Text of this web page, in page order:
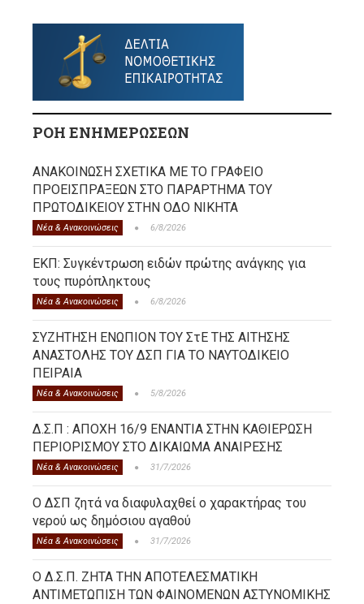
ΡΟΗ ΕΝΗΜΕΡΩΣΕΩΝ
ΑΝΑΚΟΙΝΩΣΗ ΣΧΕΤΙΚΑ ΜΕ ΤΟ ΓΡΑΦΕΙΟ
ΠΡΟΕΙΣΠΡΑΞΕΩΝ ΣΤΟ ΠΑΡΑΡΤΗΜΑ ΤΟΥ
ΠΡΩΤΟΔΙΚΕΙΟΥ ΣΤΗΝ ΟΔΟ ΝΙΚΗΤΑ
Νέα & Ανακοινώσεις 6/8/2026
ΕΚΠ: Συγκέντρωση ειδών πρώτης ανάγκης για
τους πυρόπληκτους
Νέα & Ανακοινώσεις 6/8/2026
ΣΥΖΗΤΗΣΗ ΕΝΩΠΙΟΝ ΤΟΥ ΣτΕ ΤΗΣ ΑΙΤΗΣΗΣ
ΑΝΑΣΤΟΛΗΣ ΤΟΥ ΔΣΠ ΓΙΑ ΤΟ ΝΑΥΤΟΔΙΚΕΙΟ
ΠΕΙΡΑΙΑ
Νέα & Ανακοινώσεις 5/8/2026
Δ.Σ.Π : ΑΠΟΧΗ 16/9 ΕΝΑΝΤΙΑ ΣΤΗΝ ΚΑΘΙΕΡΩΣΗ
ΠΕΡΙΟΡΙΣΜΟΥ ΣΤΟ ΔΙΚΑΙΩΜΑ ΑΝΑΙΡΕΣΗΣ
Νέα & Ανακοινώσεις 31/7/2026
Ο ΔΣΠ ζητά να διαφυλαχθεί ο χαρακτήρας του
νερού ως δημόσιου αγαθού
Νέα & Ανακοινώσεις 31/7/2026
Ο Δ.Σ.Π. ΖΗΤΑ ΤΗΝ ΑΠΟΤΕΛΕΣΜΑΤΙΚΗ
ΑΝΤΙΜΕΤΩΠΙΣΗ ΤΩΝ ΦΑΙΝΟΜΕΝΩΝ ΑΣΤΥΝΟΜΙΚΗΣ